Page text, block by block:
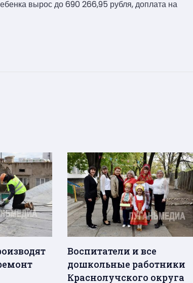
вырос до 690 266,95 рубля, доплата на
Воспитатели и все
дошкольные работники
Краснолучского округа